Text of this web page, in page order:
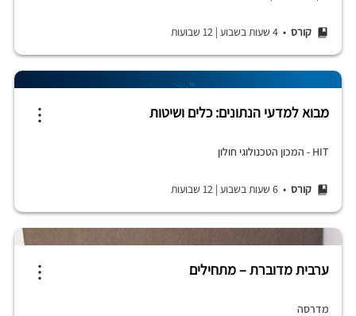
קורס • 4 שעות בשבוע |
מבוא למדעי הנתונים: כלים ושיטות
HIT - המכון הטכנולוגי חולון
קורס • 6 שעות בשבוע |
ערבית מדוברת – מתחילים
מדרסה